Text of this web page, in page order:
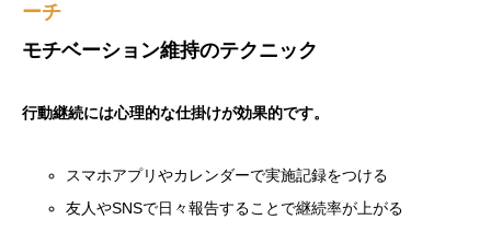
ーチ
モチベーション維持のテクニック
行動継続には心理的な仕掛けが効果的です。
スマホアプリやカレンダーで実施記録をつける
友人やSNSで日々報告することで継続率が上がる